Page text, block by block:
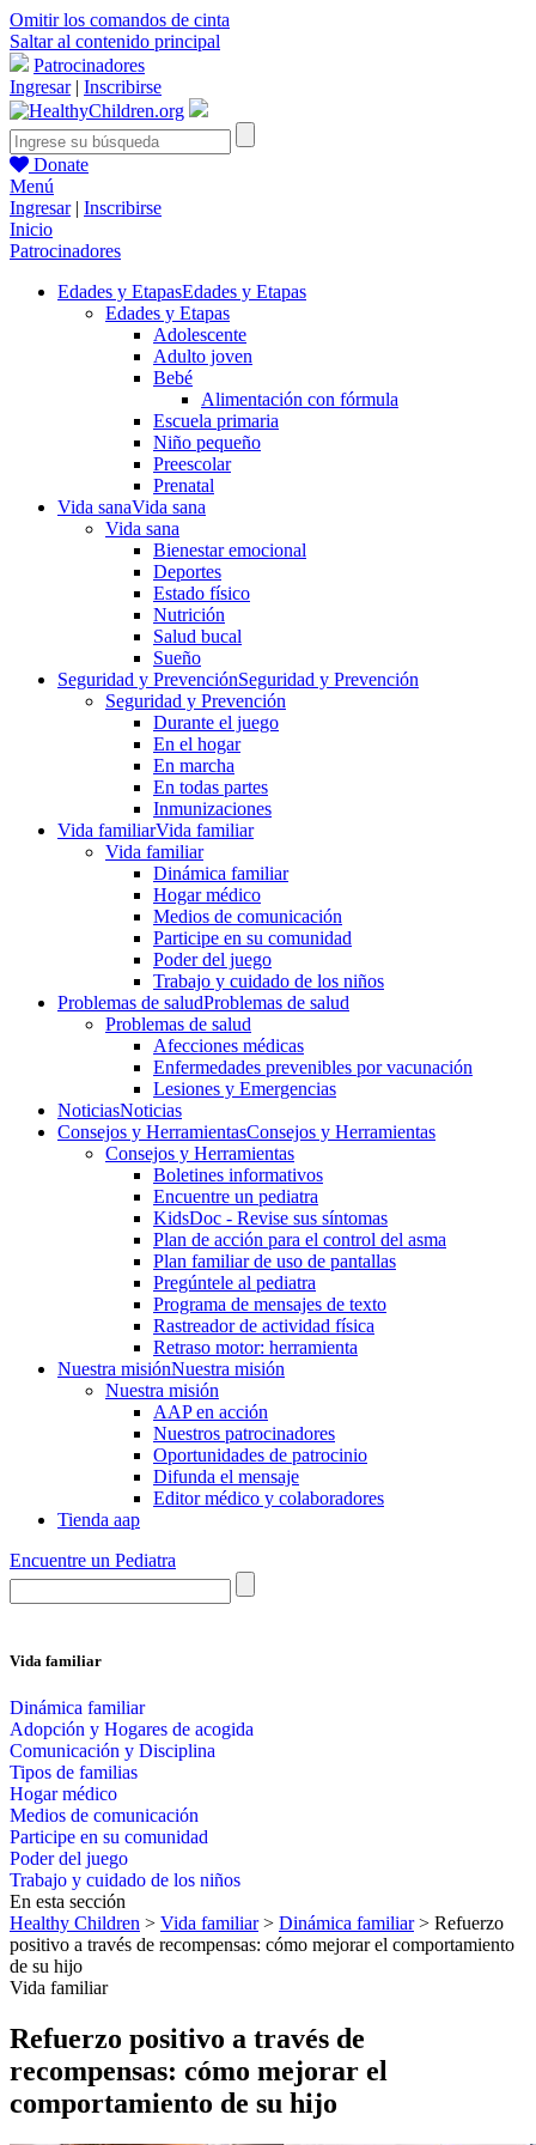
Omitir los comandos de cinta
Saltar al contenido principal
Patrocinadores
Ingresar| Inscribirse
Donate
Menú
Ingresar| Inscribirse
Inicio
Patrocinadores
Edades y EtapasEdades y Etapas
Edades y Etapas
Adolescente
Adulto joven
Bebé
Alimentación con fórmula
Escuela primaria
Niño pequeño
Preescolar
Prenatal
Vida sanaVida sana
Vida sana
Bienestar emocional
Deportes
Estado físico
Nutrición
Salud bucal
Sueño
Seguridad y PrevenciónSeguridad y Prevención
Seguridad y Prevención
Durante el juego
En el hogar
En marcha
En todas partes
Inmunizaciones
Vida familiarVida familiar
Vida familiar
Dinámica familiar
Hogar médico
Medios de comunicación
Participe en su comunidad
Poder del juego
Trabajo y cuidado de los niños
Problemas de saludProblemas de salud
Problemas de salud
Afecciones médicas
Enfermedades prevenibles por vacunación
Lesiones y Emergencias
NoticiasNoticias
Consejos y HerramientasConsejos y Herramientas
Consejos y Herramientas
Boletines informativos
Encuentre un pediatra
KidsDoc - Revise sus síntomas
Plan de acción para el control del asma
Plan familiar de uso de pantallas
Pregúntele al pediatra
Programa de mensajes de texto
Rastre​​ador de activida​d física
Retraso motor: herramienta
Nuestra misiónNuestra misión
Nuestra misión
AAP en acción
Nuestros patrocinadores
Oportunidades de patrocinio
Difunda el mensaje
Editor médico y colaboradores
Tienda aap
Encuentre un Pediatra
Vida familiar
Dinámica familiar
Adopción y Hogares de acogida
Comunicación y Disciplina
Tipos de familias
Hogar médico
Medios de comunicación
Participe en su comunidad
Poder del juego
Trabajo y cuidado de los niños
En esta sección
Healthy Children > Vida familiar> Dinámica familiar> Refuerzo
positivo a través de recompensas: cómo mejorar el comportamiento
de su hijo
Vida familiar
Refuerzo positivo a través de
recompensas: cómo mejorar el
comportamiento de su hijo